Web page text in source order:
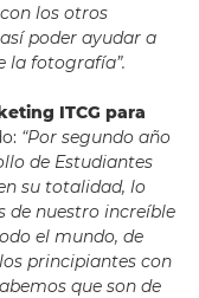
los otros
poder ayudar a
la fotografía”.
ITCG para
“Por segundo año
de Estudiantes
su totalidad, lo
de nuestro increíble
el mundo, de
principiantes con
que son de